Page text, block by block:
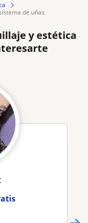
de uñas
y estética